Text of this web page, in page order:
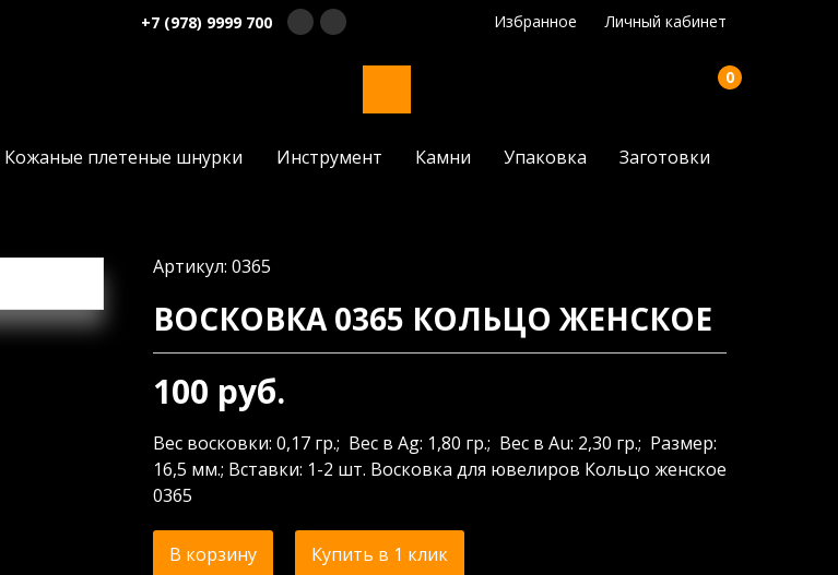
+7 (978) 9999 700 Избранное Личный кабинет
0
Кожаные плетеные шнурки Инструмент Камни Упаковка Заготовки
Артикул: 0365
ВОСКОВКА 0365 КОЛЬЦО ЖЕНСКОЕ
100 руб.
Вес восковки: 0,17 гр.; Вес в Ag: 1,80 гр.; Вес в Au: 2,30 гр.; Размер:
16,5 мм.; Вставки: 1-2 шт. Восковка для ювелиров Кольцо женское
0365
В корзину Купить в 1 клик